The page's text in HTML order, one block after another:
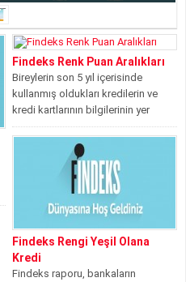
Findeks Renk Puan Aralıkları
Bireylerin son 5 yıl içerisinde
kullanmış oldukları kredilerin ve
kredi kartlarının bilgilerinin yer
aldığı ve...
Findeks Rengi Yeşil Olana
Kredi
Findeks raporu, bankaların